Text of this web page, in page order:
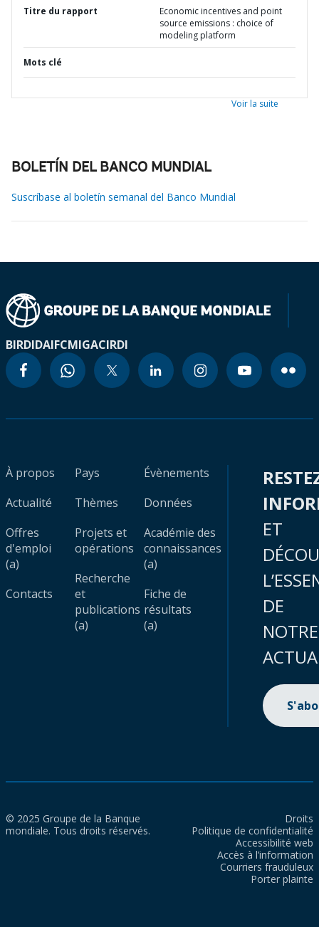
Titre du rapport
Economic incentives and point
source emissions : choice of
modeling platform
Mots clé
Voir la suite
BOLETÍN DEL BANCO MUNDIAL
Suscríbase al boletín semanal del Banco Mundial
BIRDIDAIFCMIGACIRDI
À propos
Actualité
Offres
d'emploi
(a)
Contacts
Pays
Thèmes
Projets et
opérations
Recherche
et
publications
(a)
Évènements
Données
Académie des
connaissances
(a)
Fiche de
résultats
(a)
ET
DE
NOTRE
© 2025 Groupe de la Banque
mondiale. Tous droits réservés.
Droits
Politique de confidentialité
Accessibilité web
Accès à l’information
Courriers frauduleux
Porter plainte